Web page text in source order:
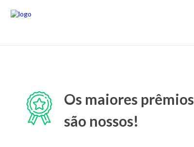
Os maiores prêmios
são nossos!